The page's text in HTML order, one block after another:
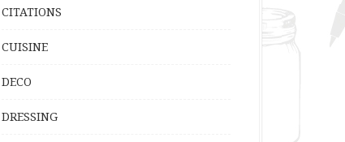
CITATIONS
CUISINE
DECO
DRESSING